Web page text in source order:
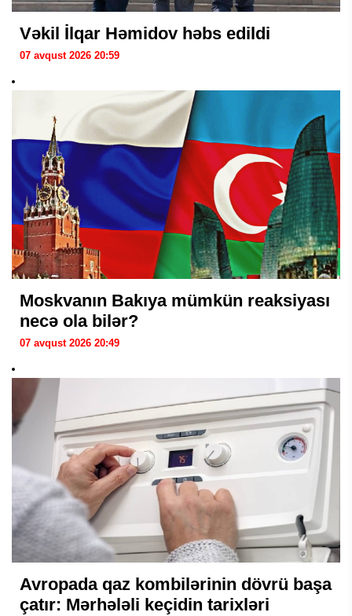
Vəkil İlqar Həmidov həbs edildi
07 avqust 2026 20:59
Moskvanın Bakıya mümkün reaksiyası
necə ola bilər?
07 avqust 2026 20:49
Avropada qaz kombilərinin dövrü başa
çatır: Mərhələli keçidin tarixləri